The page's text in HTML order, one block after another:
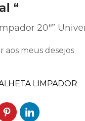
“
20″”
aos meus desejos
LIMPADOR